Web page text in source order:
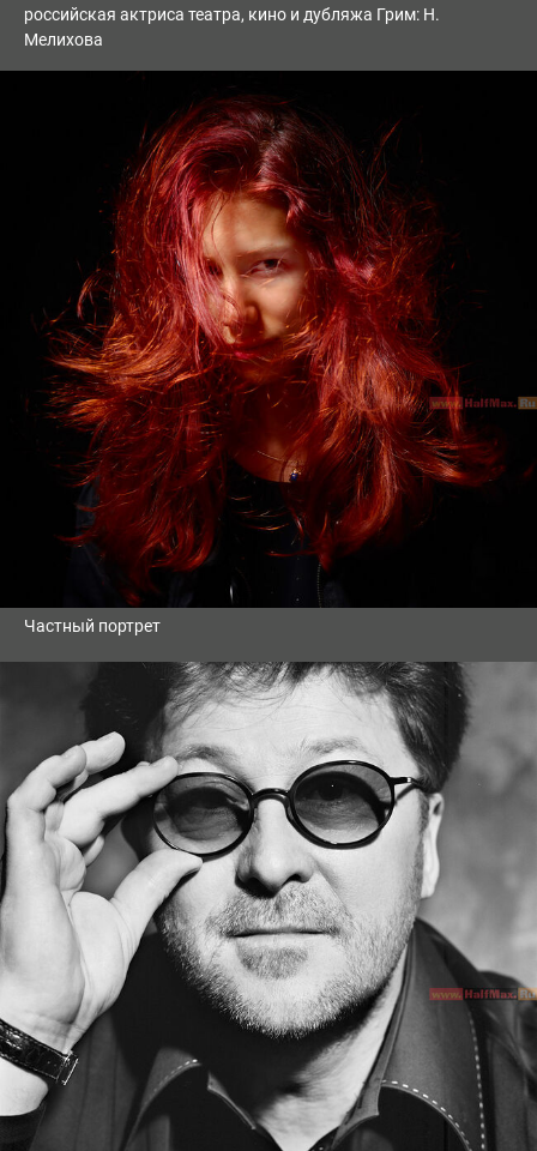
российская актриса театра, кино и дубляжа Грим: Н.
Мелихова
Частный портрет